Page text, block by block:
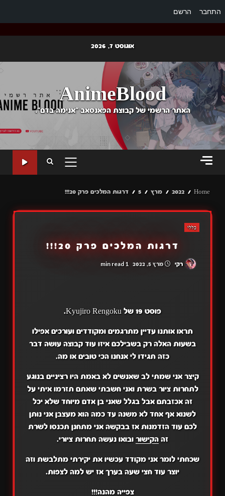
התחבר הרשם
content
אוגוסט 7, 2026
AnimeBlood
האתר הרשמי של קבוצת הפאנסאב "אנימה בדם".
PRIMARY
Home
2022 מרץ 5 דרגות המלכים פרק 20!!!
כללי
דרגות המלכים פרק 20!!!
רקי מרץ 5, 2022 1 min read
פוסט 19 של Kyujiro Rengoku.
תראו אותנו עדיין מתרגמים ומקודדים ועורכים אפילו
בשעות האלה רק בשבילכם איזו עוד קבוצה עושה דבר
כזה תגידו לי אנחנו הכי טובים או מה.
קיצר אני שמתי לב שאנשים לא באמת היו רציניים בנוגע
לתחרות ציור בשרת ואני חשבתי שאתם תזרמו איתי על
זה אכזבתם אבל בגלל שאני בן אדם מיוחד שלא יכל
לשנוא אף אחד לא משנה עד כמה הוא מעצבן אני נותן
לכם עוד הזדמנות אז בבקשה אני מתחנן תכנסו לשרת
זההקישורובואו נעשה תחרות ציורי.
שכחתי לומר אני מקודד עכשיו את יקירתי מתלבשת וזה
יוצר עוד חצי שעה בערך אז יש למה לצפות.
צפייה מהנה!!!